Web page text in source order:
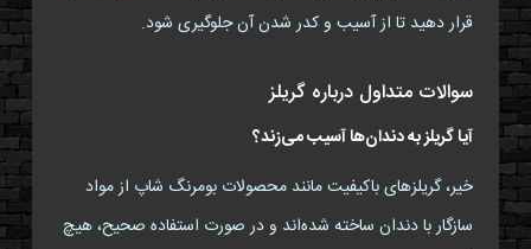
قرار دهید تا از آسیب و کدر شدن آن جلوگیری شود.
سوالات متداول درباره گریلز
آیا گریلز به دندان‌ها آسیب می‌زند؟
خیر، گریلزهای باکیفیت مانند محصولات بومرنگ شاپ از مواد
سازگار با دندان ساخته شده‌اند و در صورت استفاده صحیح، هیچ